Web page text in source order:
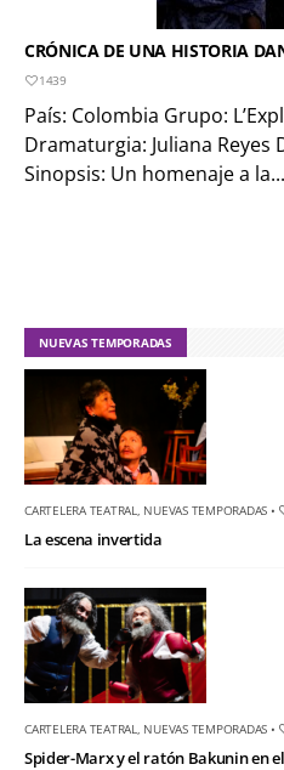
CRÓNICA DE UNA HISTORIA
1439
País: Colombia Grupo:
Dramaturgia: Juliana
Sinopsis: Un homenaje a la...
NUEVAS TEMPORADAS
CARTELERA TEATRAL NUEVAS TEMPORADAS •
La escena invertida
CARTELERA TEATRAL NUEVAS TEMPORADAS •
Spider-Marx y el ratón Bakunin en